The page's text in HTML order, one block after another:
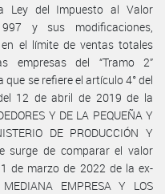
Ley del Impuesto al Valor
y sus modificaciones,
el límite de ventas totales
empresas del “Tramo 2”
que se refiere el artículo 4° del
12 de abril de 2019 de la
Y DE LA PEQUEÑA Y
DE PRODUCCIÓN Y
surge de comparar el valor
de marzo de 2022 de la ex-
EMPRESA Y LOS